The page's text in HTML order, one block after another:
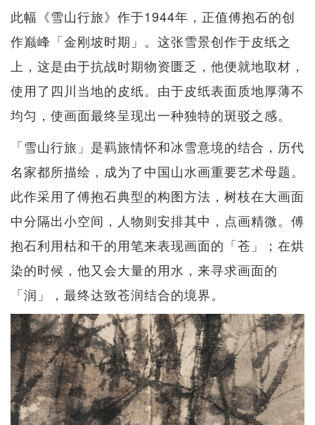
此幅《雪山行旅》作于1944年，正值傅抱石的创
作巅峰「金刚坡时期」。这张雪景创作于皮纸之
上，这是由于抗战时期物资匮乏，他便就地取材，
使用了四川当地的皮纸。由于皮纸表面质地厚薄不
均匀，使画面最终呈现出一种独特的斑驳之感。
「雪山行旅」是羁旅情怀和冰雪意境的结合，历代
名家都所描绘，成为了中国山水画重要艺术母题。
此作采用了傅抱石典型的构图方法，树枝在大画面
中分隔出小空间，人物则安排其中，点画精微。傅
抱石利用枯和干的用笔来表现画面的「苍」；在烘
染的时候，他又会大量的用水，来寻求画面的
「润」，最终达致苍润结合的境界。